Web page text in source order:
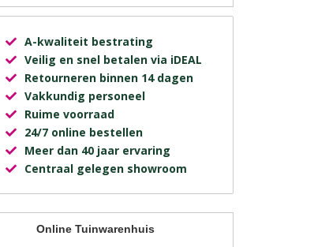
A-kwaliteit bestrating
Veilig en snel betalen via iDEAL
Retourneren binnen 14 dagen
Vakkundig personeel
Ruime voorraad
24/7 online bestellen
Meer dan 40 jaar ervaring
Centraal gelegen showroom
Online Tuinwarenhuis